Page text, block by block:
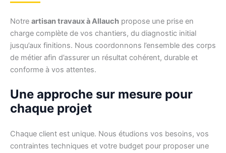
Notre artisan travaux à Allauch propose une prise en
charge complète de vos chantiers, du diagnostic initial
jusqu’aux finitions. Nous coordonnons l’ensemble des corps
de métier afin d’assurer un résultat cohérent, durable et
conforme à vos attentes.
Une approche sur mesure pour
chaque projet
Chaque client est unique. Nous étudions vos besoins, vos
contraintes techniques et votre budget pour proposer une